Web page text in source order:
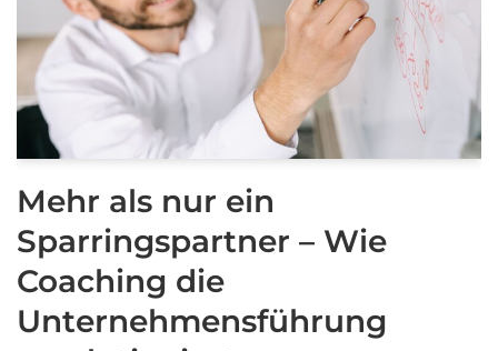
Mehr als nur ein
Sparringspartner – Wie
Coaching die
Unternehmensführung